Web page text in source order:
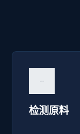
检测原料
询价咨